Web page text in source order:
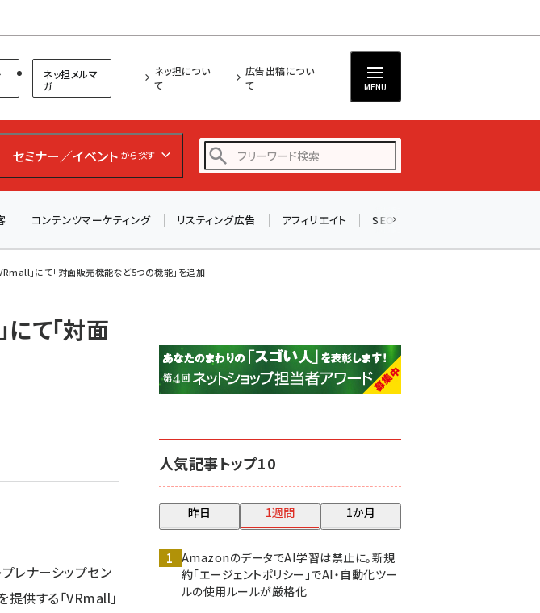
ネッ担メルマ
ガ
ネッ担につい
て
広告出稿につい
て
MENU
セミナー／イベント から探す
アスクル (1122)
base (1081)
コンテンツマーケティング リスティング広告 アフィリエイト SEO
」にて「対面販売機能など5つの機能」を追加
て「対面
レナーシップセン
供する「VRmall」
人気記事トップ10
昨日 1週間 1か月
AmazonのデータでAI学習は禁止に。新規
約「エージェントポリシー」でAI・自動化ツー
ルの使用ルールが厳格化
べき「次の一手」とは？
責任者が登壇のリアルECセ
【交流会も実施】